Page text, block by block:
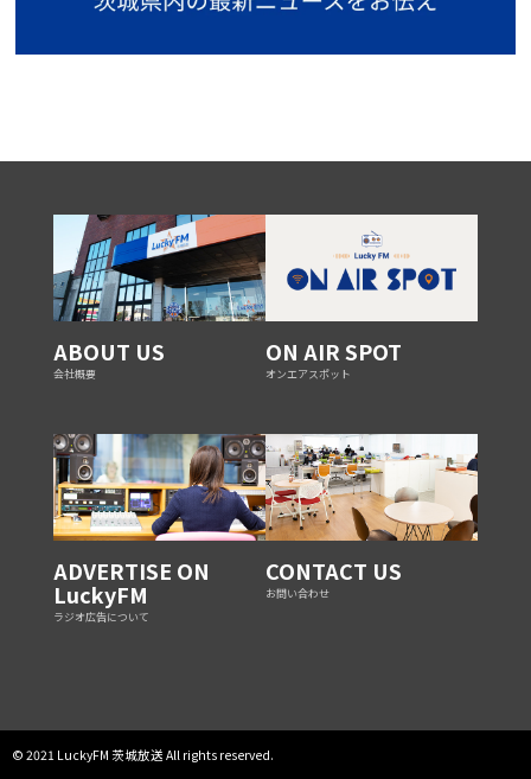
ABOUT US
会社概要
ON AIR SPOT
オンエアスポット
ADVERTISE ON
LuckyFM
ラジオ広告について
CONTACT US
お問い合わせ
© 2021 LuckyFM 茨城放送 All rights reserved.